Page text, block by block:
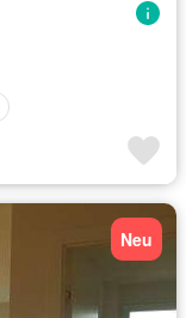
Neu